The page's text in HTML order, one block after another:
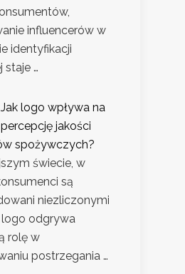
influencerów w
identyfikacji
staje …
Jak logo wpływa na
percepcję jakości
spożywczych?
świecie, w
są
niezliczonymi
odgrywa
rolę w
postrzegania …